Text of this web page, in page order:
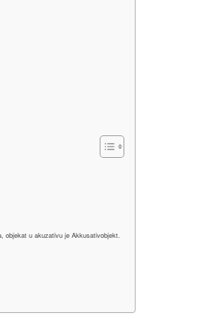
objekat u akuzativu je Akkusativobjekt.